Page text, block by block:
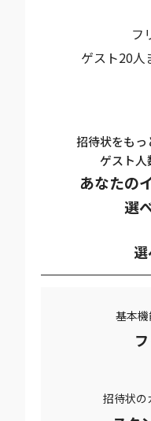
フ
ゲスト20人
招待状をもっ
ゲスト
あなたの
選
基本
招待状の